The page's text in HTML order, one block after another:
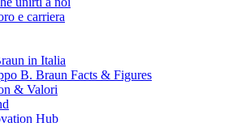
di 700 dipendenti e un Centro di
globale.
e carriera
in Italia
B. Braun Facts & Figures
& Valori
Hub